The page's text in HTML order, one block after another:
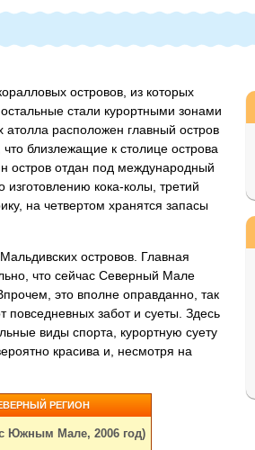
островов, из которых
стали курортными зонами
расположен главный остров
близлежащие к столице острова
остров отдан под международный
изготовлению кока-колы, третий
на четвертом хранятся запасы
островов. Главная
что сейчас Северный Мале
это вполне оправданно, так
повседневных забот и суеты. Здесь
виды спорта, курортную суету
красива и, несмотря на
РЕГИОН
Южным Мале, 2006 год)